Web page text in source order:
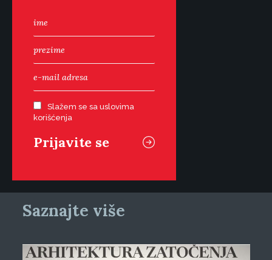
Slažem se sa uslovima
korišćenja
Saznajte više